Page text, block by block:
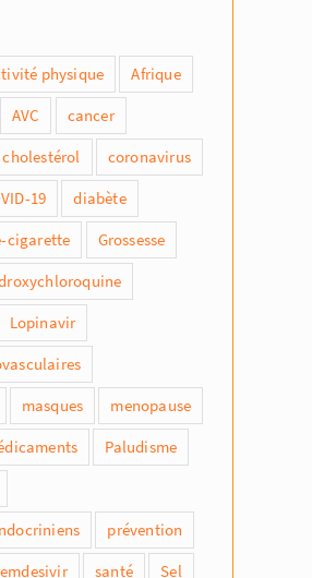
physique
Afrique
AVC
cancer
cholestérol
coronavirus
19
diabète
cigarette
Grossesse
Lopinavir
masques
menopause
Paludisme
prévention
santé
Sel